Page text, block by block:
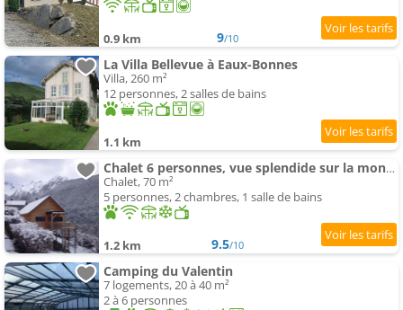
0.9 km 9/10
La Villa Bellevue à Eaux-Bonnes
Villa, 260 m²
12 personnes, 2 salles de bains
1.1 km
Chalet 6 personnes, vue splendide sur la montagne, AAS
Chalet, 70 m²
5 personnes, 2 chambres, 1 salle de bains
1.2 km 9.5/10
Camping du Valentin
7 logements, 20 à 40 m²
2 à 6 personnes